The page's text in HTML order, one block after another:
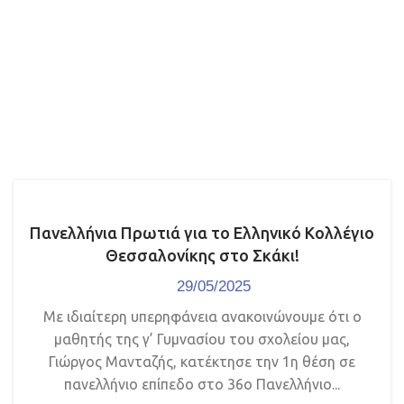
Πανελλήνια Πρωτιά για το Ελληνικό Κολλέγιο
Θεσσαλονίκης στο Σκάκι!
29/05/2025
Με ιδιαίτερη υπερηφάνεια ανακοινώνουμε ότι ο
μαθητής της γ’ Γυμνασίου του σχολείου μας,
Γιώργος Μανταζής, κατέκτησε την 1η θέση σε
πανελλήνιο επίπεδο στο 36ο Πανελλήνιο...